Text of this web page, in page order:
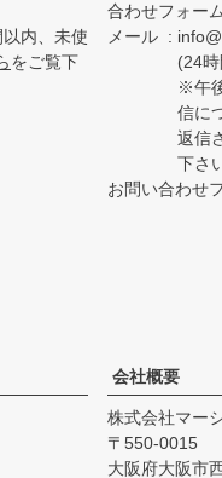
内、未使
をご覧下
合わせフォー
メール
(24
※午
信に
返信
下さ
お問い合わせ
会社概要
株式会社マー
550-0015
大阪府大阪市